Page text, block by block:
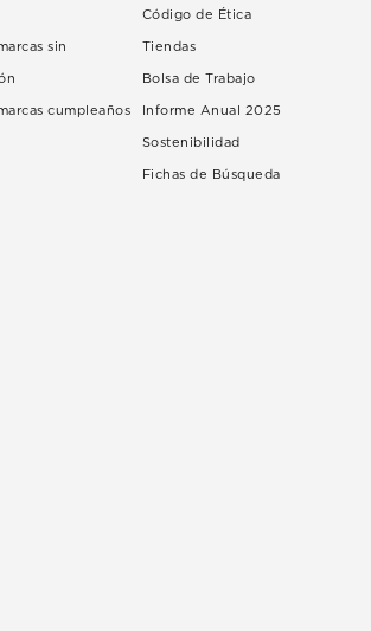
sin
cumpleaños
Código de Ética
Tiendas
Bolsa de Trabajo
Informe Anual 2025
Sostenibilidad
Fichas de Búsqueda